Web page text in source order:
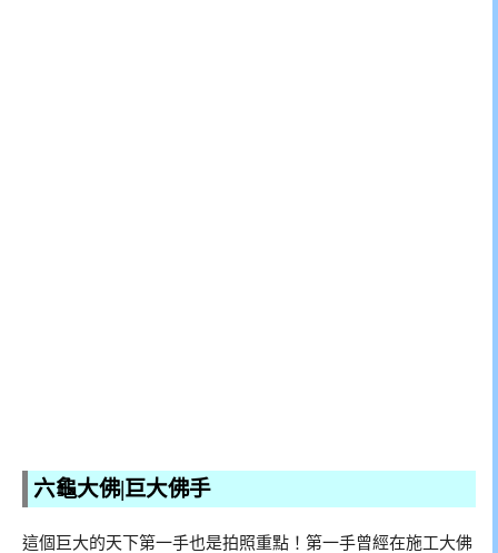
六龜大佛|巨大佛手
這個巨大的天下第一手也是拍照重點！第一手曾經在施工大佛